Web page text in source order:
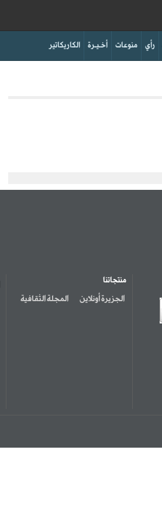
الكاريكاتير أخـيـرة منوعات رأي
منتجاتنا
الجزيرة أونلاين المجلة الثقافية